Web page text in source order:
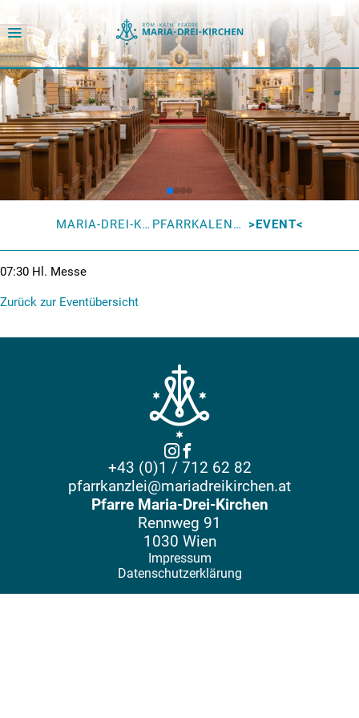
MARIA-DREI-KIRCHEN PFARRKALENDER EVENT
07:30 Hl. Messe
Zurück zur Eventübersicht
+43 (0)1 / 712 62 82
pfarrkanzlei@mariadreikirchen.at
Pfarre Maria-Drei-Kirchen
Rennweg 91
1030 Wien
Impressum
Datenschutzerklärung